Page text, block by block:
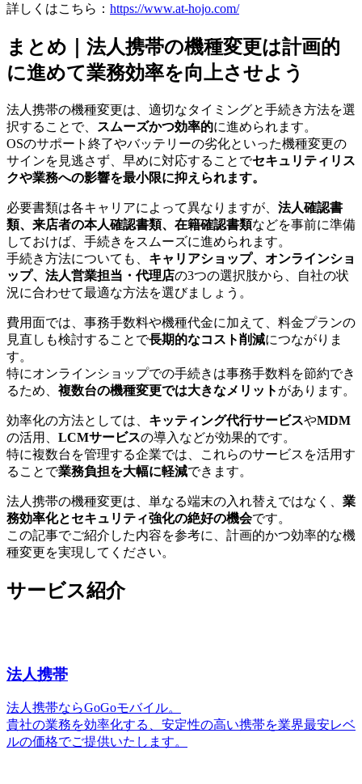
詳しくはこちら： https://www.at-hojo.com/
まとめ｜法人携帯の機種変更は計画的
に進めて業務効率を向上させよう
法人携帯の機種変更は、適切なタイミングと手続き方法を選
択することで、
スムーズかつ効率的に進められます。
OSのサポート終了やバッテリーの劣化といった機種変更の
サインを見逃さず、早めに対応することでセキュリティリス
クや業務への影響を最小限に抑えられます。
必要書類は各キャリアによって異なりますが、 法人確認書
類、来店者の本人確認書類、在籍確認書類などを事前に準備
しておけば、手続きをスムーズに進められます。
手続き方法についても、 キャリアショップ、オンラインショ
ップ、法人営業担当・代理店の3つの選択肢から、自社の状
況に合わせて最適な方法を選びましょう。
費用面では、事務手数料や機種代金に加えて、料金プランの
見直しも検討することで長期的なコスト削減につながりま
す。
特にオンラインショップでの手続きは事務手数料を節約でき
るため、 複数台の機種変更では大きなメリット があります。
効率化の方法としては、 キッティング代行サービスやMDM
の活用、 LCMサービスの導入などが効果的です。
特に複数台を管理する企業では、これらのサービスを活用す
ることで業務負担を大幅に軽減できます。
法人携帯の機種変更は、単なる端末の入れ替えではなく、 業
務効率化とセキュリティ強化の絶好の機会です。
この記事でご紹介した内容を参考に、計画的かつ効率的な機
種変更を実現してください。
サービス紹介
法人携帯
法人携帯ならGoGoモバイル。
貴社の業務を効率化する、安定性の高い携帯を業界最安レベ
ルの価格でご提供いたします。